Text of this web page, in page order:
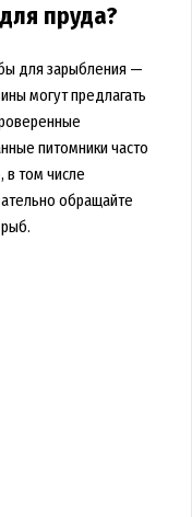
пруда?
для зарыбления —
могут предлагать
питомники часто
в том числе
обращайте